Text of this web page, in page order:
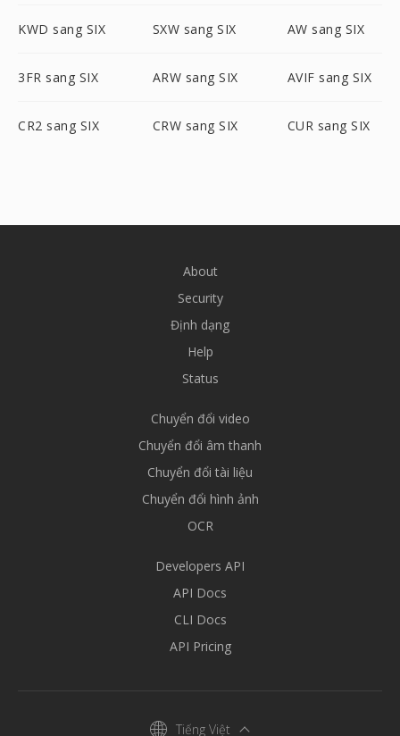
KWD sang SIX SXW sang SIX AW sang SIX
3FR sang SIX ARW sang SIX AVIF sang SIX
CR2 sang SIX CRW sang SIX CUR sang SIX
About
Security
Định dạng
Help
Status
Chuyển đổi video
Chuyển đổi âm thanh
Chuyển đổi tài liệu
Chuyển đổi hình ảnh
OCR
Developers API
API Docs
CLI Docs
API Pricing
Tiếng Việt